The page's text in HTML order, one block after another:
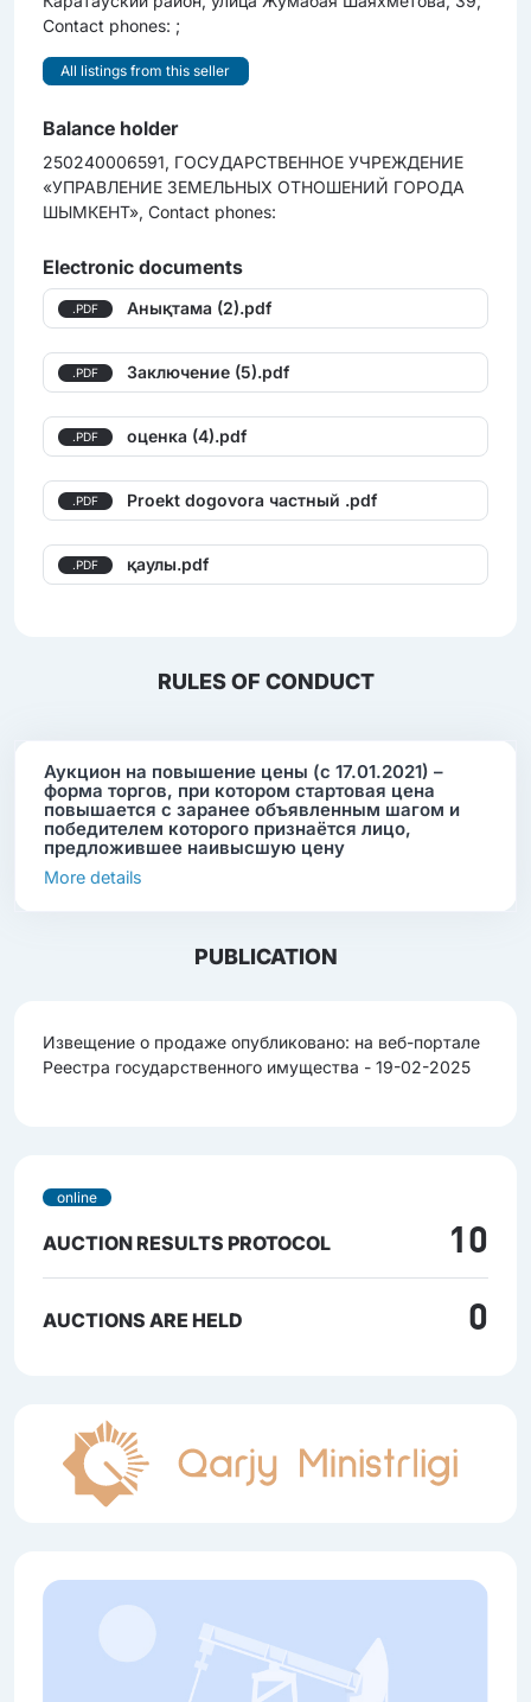
Contact phones: ;
All listings from this seller
Balance holder
250240006591, ГОСУДАРСТВЕННОЕ УЧРЕЖДЕНИЕ
«УПРАВЛЕНИЕ ЗЕМЕЛЬНЫХ ОТНОШЕНИЙ ГОРОДА
ШЫМКЕНТ», Contact phones:
Electronic documents
.PDF Анықтама (2).pdf
.PDF Заключение (5).pdf
.PDF оценка (4).pdf
.PDF Proekt dogovora частный .pdf
.PDF қаулы.pdf
RULES OF CONDUCT
Аукцион на повышение цены (с 17.01.2021) –
форма торгов, при котором стартовая цена
повышается с заранее объявленным шагом и
победителем которого признаётся лицо,
предложившее наивысшую цену
More details
PUBLICATION
Извещение о продаже опубликовано: на веб-портале
Реестра государственного имущества - 19-02-2025
online
AUCTION RESULTS PROTOCOL 10
AUCTIONS ARE HELD 0